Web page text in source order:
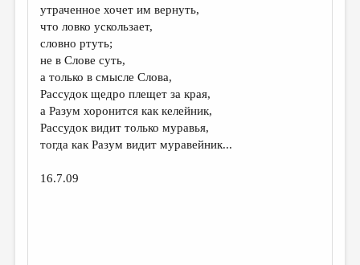
ОБЪЯВЛЕНИЯ
КОЛОНКА РЕДАКТОРА
РЕДКОЛЛЕГИЯ
ОТ РЕДАКЦИИ
МАЛАЯ ПРОЗА
утраченное хочет им вернуть,
что ловко ускользает,
словно ртуть;
не в Слове суть,
а только в смысле Слова,
Рассудок щедро плещет за края,
а Разум хоронится как келейник,
Рассудок видит только муравья,
тогда как Разум видит муравейник...
16.7.09